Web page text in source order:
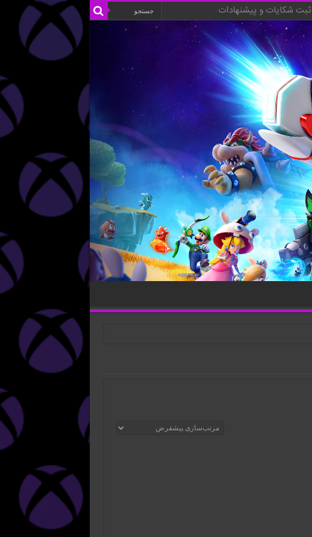
ثبت شکایات و پیشنهادات